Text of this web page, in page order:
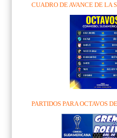
CUADRO DE AVANCE DE LA
PARTIDOS PARA OCTAVOS